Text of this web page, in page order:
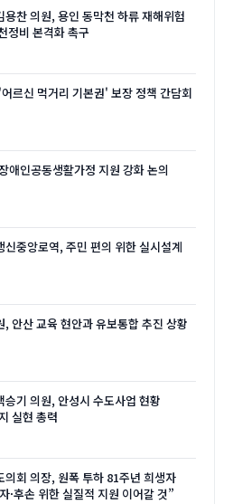
용찬 의원, 용인 동막천 하류 재해위험
정비 본격화 촉구
르신 먹거리 기본권' 보장 정책 간담회
애인공동생활가정 지원 강화 논의
신중앙로역, 주민 편의 위한 실시설계
, 안산 교육 현안과 유보통합 추진 상황
승기 의원, 안성시 수도사업 현황
실현 총력
의회 의장, 원폭 투하 81주년 희생자
·후손 위한 실질적 지원 이어갈 것”